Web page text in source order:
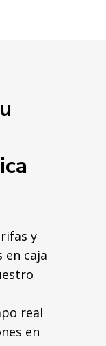
y
en caja
real
en